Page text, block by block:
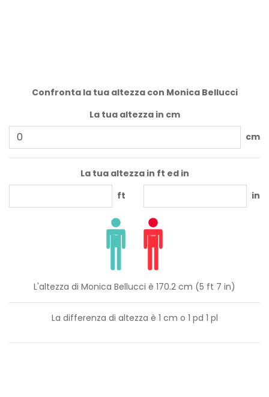
Confronta la tua altezza con Monica Bellucci
La tua altezza in cm
cm
La tua altezza in ft ed in
ft
in
L'altezza di Monica Bellucci è 170.2 cm (5 ft 7 in)
La differenza di altezza è 1 cm o 1 pd 1 pl